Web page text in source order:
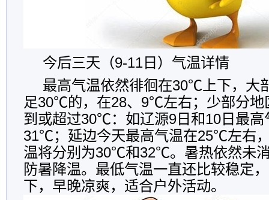
今后三天（9-11日）气温详情
最高气温依然徘徊在30℃上下，大
足30℃的，在28、9℃左右；少部分地
到或超过30℃：如辽源9日和10日最高
31℃；延边今天最高气温在25℃左右
温将分别为30℃和32℃。暑热依然未
防暑降温。最低气温一直还比较稳定
下，早晚凉爽，适合户外活动。